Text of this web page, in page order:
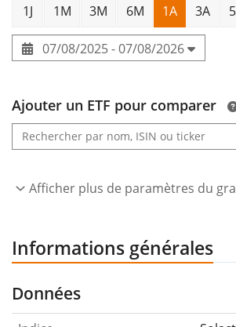
1J 1M 3M 6M 1A 3A
07/08/2025 - 07/08/2026
Ajouter un ETF pour comparer
Afficher plus de paramètres du
Informations générales
Données